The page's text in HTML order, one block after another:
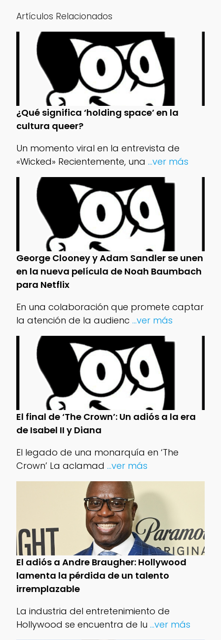
Artículos Relacionados
¿Qué significa ‘holding space’ en la
cultura queer?
Un momento viral en la entrevista de
«Wicked» Recientemente, una ...ver más
George Clooney y Adam Sandler se unen
en la nueva película de Noah Baumbach
para Netflix
En una colaboración que promete captar
la atención de la audienc ...ver más
El final de ‘The Crown’: Un adiós a la era
de Isabel II y Diana
El legado de una monarquía en ‘The
Crown’ La aclamad ...ver más
El adiós a Andre Braugher: Hollywood
lamenta la pérdida de un talento
irremplazable
La industria del entretenimiento de
Hollywood se encuentra de lu ...ver más